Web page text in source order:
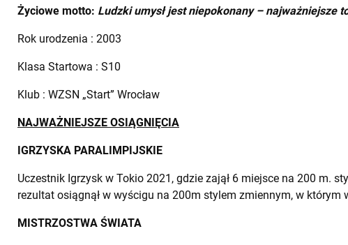
Życiowe motto: Ludzki umysł jest niepokonany – najważniejsze
Rok urodzenia : 2003
Klasa Startowa : S10
Klub : WZSN „Start” Wrocław
NAJWAŻNIEJSZE OSIĄGNIĘCIA
IGRZYSKA PARALIMPIJSKIE
Uczestnik Igrzysk w Tokio 2021, gdzie zajął 6 miejsce na 200 m.
rezultat osiągnął w wyścigu na 200m stylem zmiennym, w którym
MISTRZOSTWA ŚWIATA